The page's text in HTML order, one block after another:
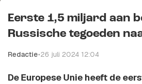
Eerste 1,5 miljard aan
Russische tegoeden
Redactie•26 juli 2024 12:04
De Europese Unie heeft de